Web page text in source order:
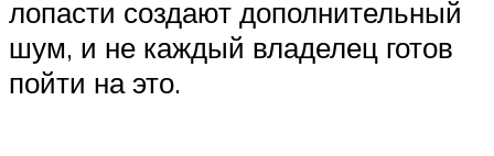
лопасти создают дополнительный
шум, и не каждый владелец готов
пойти на это.